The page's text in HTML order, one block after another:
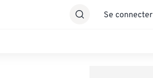
Se connecter